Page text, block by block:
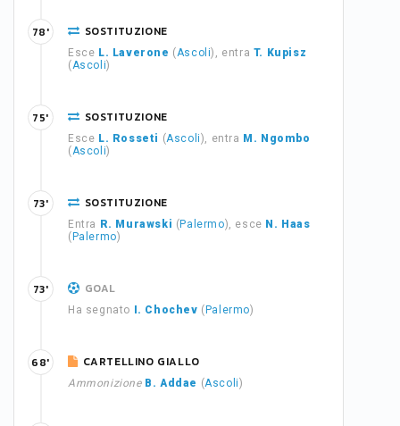
SOSTITUZIONE
Esce L. Laverone (Ascoli), entra T. Kupisz
(Ascoli)
78'
SOSTITUZIONE
Esce L. Rosseti (Ascoli), entra M. Ngombo
(Ascoli)
75'
SOSTITUZIONE
Entra R. Murawski ( Palermo), esce N. Haas
( Palermo)
73'
GOAL
Ha segnato I. Chochev ( Palermo)
73'
CARTELLINO GIALLO
Ammonizione B. Addae (Ascoli)
68'